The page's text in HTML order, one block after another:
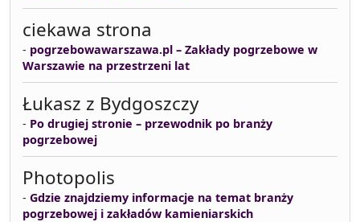
ciekawa strona
- pogrzebowawarszawa.pl – Zakłady pogrzebowe w
Warszawie na przestrzeni lat
Łukasz z Bydgoszczy
- Po drugiej stronie – przewodnik po branży
pogrzebowej
Photopolis
- Gdzie znajdziemy informacje na temat branży
pogrzebowej i zakładów kamieniarskich